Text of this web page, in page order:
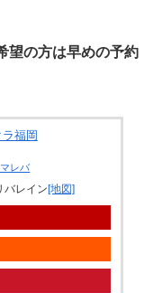
望の方は早めの予約
福岡
マレバ
バレイン [地図]